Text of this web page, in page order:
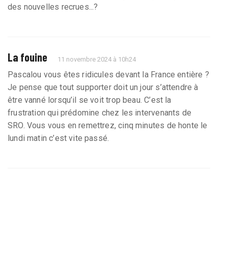
des nouvelles recrues...?
La fouine 11 novembre 2024 à 10h24
Pascalou vous êtes ridicules devant la France entière ?
Je pense que tout supporter doit un jour s’attendre à
être vanné lorsqu’il se voit trop beau. C’est la
frustration qui prédomine chez les intervenants de
SRO. Vous vous en remettrez, cinq minutes de honte le
lundi matin c’est vite passé.